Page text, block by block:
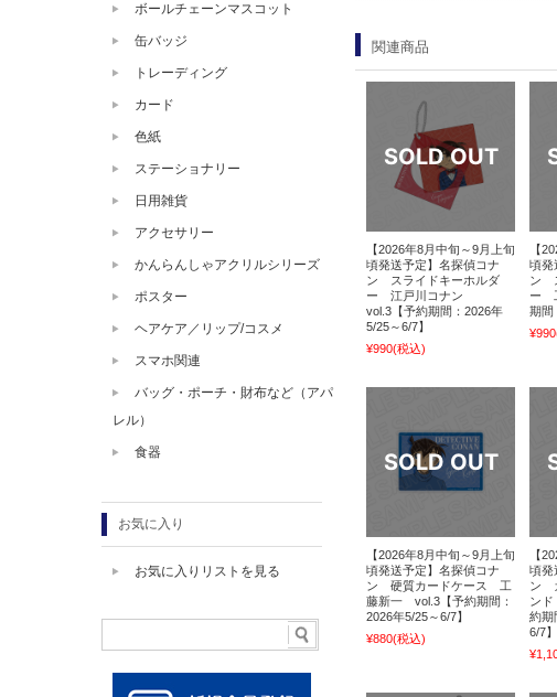
関連商品
【2026年8月中旬～9月上旬
頃発送予定】名探偵コナ
ン スライドキーホルダ
ー 江戸川コナン
vol.3【予約期間：2026年
5/25～6/7】
¥990(税込)
【
頃発
ン
ー
期間
¥990
【2026年8月中旬～9月上旬
頃発送予定】名探偵コナ
ン 硬質カードケース 工
藤新一 vol.3【予約期間：
2026年5/25～6/7】
¥880(税込)
【
頃発
ン
ン
約期
6/7】
ボールチェーンマスコット
缶バッジ
トレーディング
カード
色紙
ステーショナリー
日用雑貨
アクセサリー
かんらんしゃアクリルシリーズ
ポスター
ヘアケア／リップ/コスメ
スマホ関連
バッグ・ポーチ・財布など（アパ
レル）
食器
お気に入り
お気に入りリストを見る